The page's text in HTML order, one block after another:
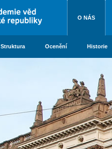
O NÁS
Struktura Ocenění Historie